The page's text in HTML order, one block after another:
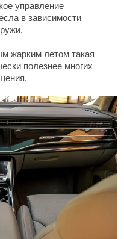
управление
в зависимости
жарким летом такая
полезнее многих